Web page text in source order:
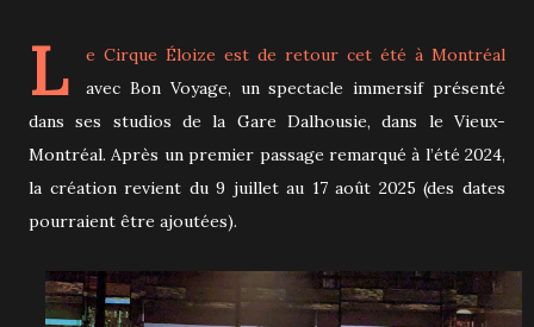
L e Cirque Éloize est de retour cet été à Montréal
avec Bon Voyage, un spectacle immersif présenté
dans ses studios de la Gare Dalhousie, dans le Vieux-
Montréal. Après un premier passage remarqué à l’été 2024,
la création revient du 9 juillet au 17 août 2025 (des dates
pourraient être ajoutées).